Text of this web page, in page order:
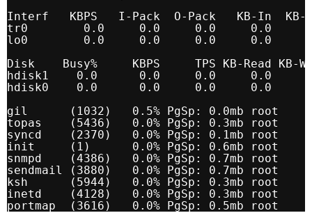
Interf   KBPS   I-Pack  O-Pack   KB-In  KB-
tr0        0.0     0.0     0.0     0.0
lo0        0.0     0.0     0.0     0.0     0.0
Disk    Busy%     KBPS     TPS KB-Read
hdisk1    0.0      0.0     0.0     0.0
hdisk0    0.0      0.0     0.0     0.0
gil      (1032)   0.5% PgSp: 0.0mb root
topas    (5436)   0.0% PgSp: 0.3mb root
syncd    (2370)   0.0% PgSp: 0.1mb root
init     (1)      0.0% PgSp: 0.6mb root
snmpd    (4386)   0.0% PgSp: 0.7mb root
sendmail (3880)   0.0% PgSp: 0.7mb root
ksh      (5944)   0.0% PgSp: 0.3mb root
inetd    (4128)   0.0% PgSp: 0.3mb root
portmap  (3616)   0.0% PgSp: 0.5mb root